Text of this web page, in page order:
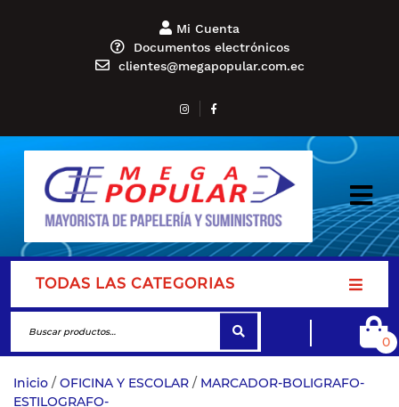
Mi Cuenta
Documentos electrónicos
clientes@megapopular.com.ec
TODAS LAS CATEGORIAS
0
Inicio / OFICINA Y ESCOLAR / MARCADOR-BOLIGRAFO-
ESTILOGRAFO-